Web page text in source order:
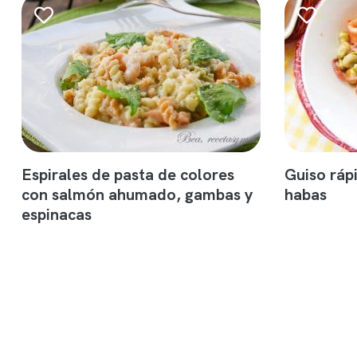
Espirales de pasta de colores
con salmón ahumado, gambas y
espinacas
Guiso
habas